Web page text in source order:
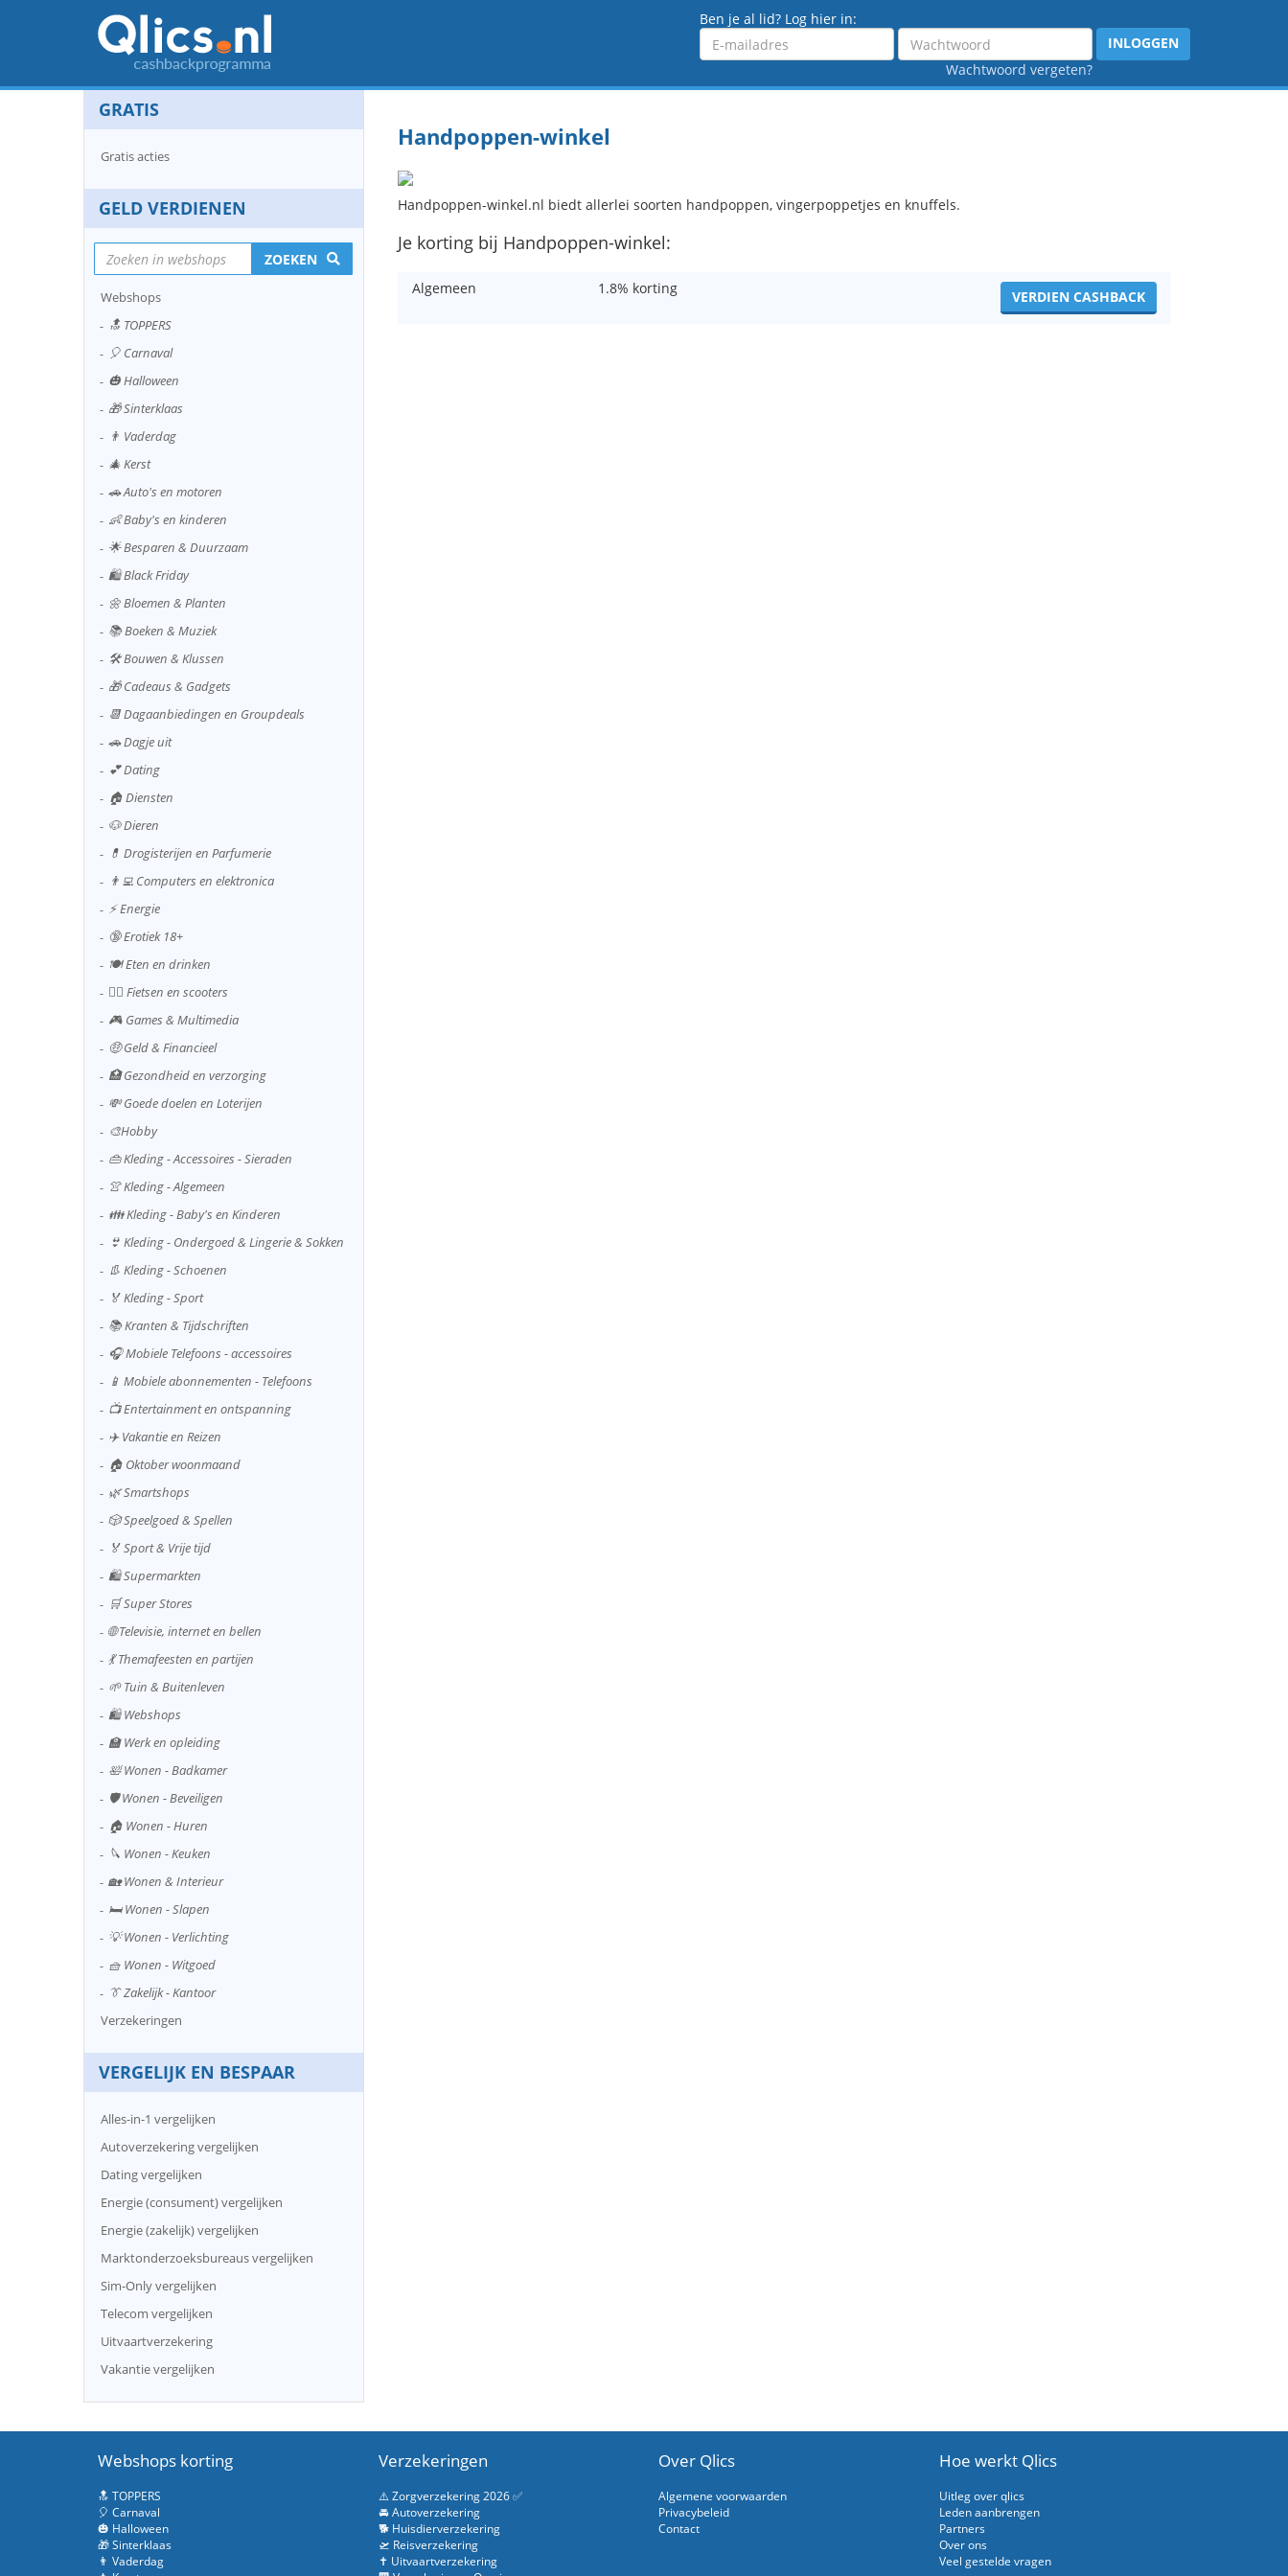
Ben je al lid? Log hier in:
Emailadres
Wachtwoord
Wachtwoord vergeten?
INLOGGEN
Handpoppen-winkel
Handpoppen-winkel.nl biedt allerlei soorten handpoppen, vingerpoppetjes en knuffels.
Je korting bij Handpoppen-winkel:
Algemeen 1.8% korting VERDIEN CASHBACK
GRATIS
Gratis acties
GELD VERDIENEN
ZOEKEN
Webshops
🔝 TOPPERS
🎈 Carnaval
🎃 Halloween
🎁 Sinterklaas
👨 Vaderdag
🎄 Kerst
🚗 Auto's en motoren
👶 Baby's en kinderen
🌟 Besparen & Duurzaam
🛍️ Black Friday
🌼 Bloemen & Planten
📚 Boeken & Muziek
🛠️ Bouwen & Klussen
🎁 Cadeaus & Gadgets
📆 Dagaanbiedingen en Groupdeals
🚗 Dagje uit
💕 Dating
🏠 Diensten
🐶 Dieren
💊 Drogisterijen en Parfumerie
👨‍💻 Computers en elektronica
⚡ Energie
🔞 Erotiek 18+
🍽️ Eten en drinken
🚴‍♂️ Fietsen en scooters
🎮 Games & Multimedia
🤑 Geld & Financieel
🏥 Gezondheid en verzorging
💸 Goede doelen en Loterijen
🎨Hobby
👜 Kleding - Accessoires - Sieraden
👚 Kleding - Algemeen
👪 Kleding - Baby's en Kinderen
👙 Kleding - Ondergoed & Lingerie & Sokken
👢 Kleding - Schoenen
🏅 Kleding - Sport
📚 Kranten & Tijdschriften
🎧 Mobiele Telefoons - accessoires
📱 Mobiele abonnementen - Telefoons
📺 Entertainment en ontspanning
✈️ Vakantie en Reizen
🏠 Oktober woonmaand
🌿 Smartshops
🎲 Speelgoed & Spellen
🏅 Sport & Vrije tijd
🛍️ Supermarkten
🛒 Super Stores
🌐 Televisie, internet en bellen
💃 Themafeesten en partijen
🌱 Tuin & Buitenleven
🛍️ Webshops
🏫 Werk en opleiding
🛀 Wonen - Badkamer
🛡️ Wonen - Beveiligen
🏠 Wonen - Huren
🔪 Wonen - Keuken
🏡 Wonen & Interieur
🛏️ Wonen - Slapen
💡 Wonen - Verlichting
🧺 Wonen - Witgoed
👔 Zakelijk - Kantoor
Verzekeringen
VERGELIJK EN BESPAAR
Alles-in-1 vergelijken
Autoverzekering vergelijken
Dating vergelijken
Energie (consument) vergelijken
Energie (zakelijk) vergelijken
Marktonderzoeksbureaus vergelijken
Sim-Only vergelijken
Telecom vergelijken
Uitvaartverzekering
Vakantie vergelijken
Webshops korting
🔝 TOPPERS
🎈 Carnaval
🎃 Halloween
🎁 Sinterklaas
👨 Vaderdag
Verzekeringen
⚠️ Zorgverzekering 2026 ✅
🚘 Autoverzekering
🐕 Huisdierverzekering
🛫 Reisverzekering
✝️ Uitvaartverzekering
Over Qlics
Algemene voorwaarden
Privacybeleid
Contact
Hoe werkt Qlics
Uitleg over qlics
Leden aanbrengen
Partners
Over ons
Veel gestelde vragen